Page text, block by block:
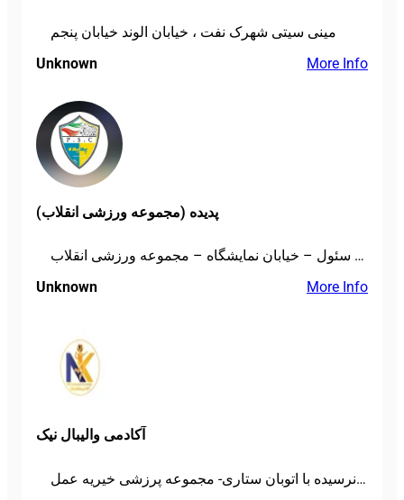
مینی سیتی شهرک نفت ، خیابان الوند خیابان پنجم
Unknown
More Info
پدیده (مجموعه ورزشی انقلاب)
تهران – خیابان سئول – خیابان نمایشگاه – مجموعه ورزشی انقلاب
Unknown
More Info
آکادمی والیبال نیک
پونک - بلوار میرزابابایی- نرسیده با اتوبان ستاری- مجموعه پرزشی خیریه عمل